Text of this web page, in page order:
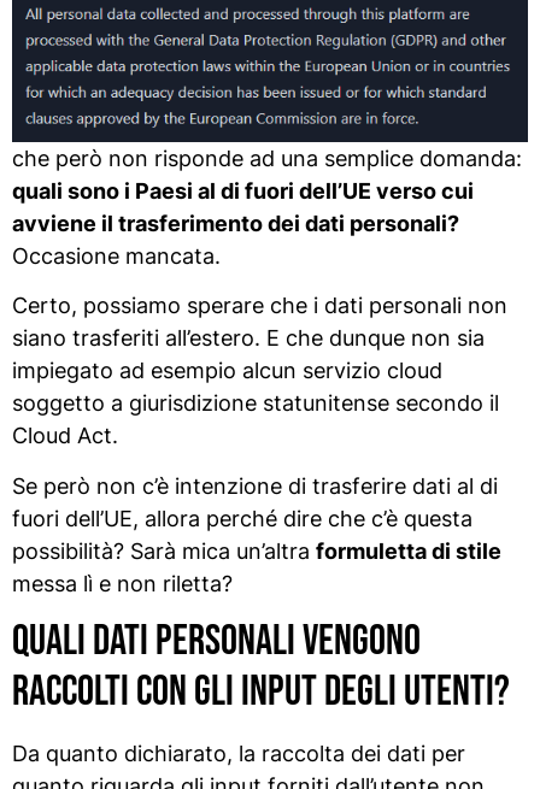
che però non risponde ad una semplice domanda:
quali sono i Paesi al di fuori dell’UE verso cui
avviene il trasferimento dei dati personali?
Occasione mancata.
Certo, possiamo sperare che i dati personali non
siano trasferiti all’estero. E che dunque non sia
impiegato ad esempio alcun servizio cloud
soggetto a giurisdizione statunitense secondo il
Cloud Act.
Se però non c’è intenzione di trasferire dati al di
fuori dell’UE, allora perché dire che c’è questa
possibilità? Sarà mica un’altra formuletta di stile
messa lì e non riletta?
Quali dati personali vengono
raccolti con gli input degli utenti?
Da quanto dichiarato, la raccolta dei dati per